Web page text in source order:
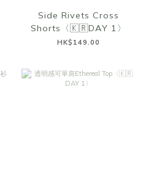
Side Rivets Cross
Shorts〈🇰🇷DAY 1〉
HK$149.00